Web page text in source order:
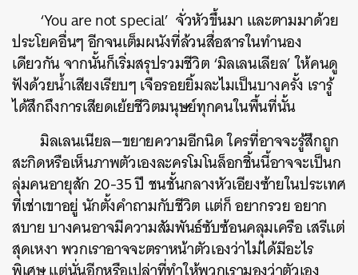
‘You are not special’ จั่วหัวขึ้นมา และตามมาด้วย
ประโยคอื่นๆ อีกจนเต็มผนังที่ล้วนสื่อสารในทำนอง
เดียวกัน จากนั้นก็เริ่มสรุปรวมชีวิต ‘มิลเลนเลียล’ ให้คนดู
ฟังด้วยน้ำเสียงเรียบๆ เจือรอยยิ้มละไมเป็นบางครั้ง เรารู้
ได้สึกถึงการเสียดเย้ยชีวิตมนุษย์ทุกคนในพื้นที่นั้น
มิลเลนเนียล—ขยายความอีกนิด ใครที่อาจจะรู้สึกถูก
สะกิดหรือเห็นภาพตัวเองละครโมโนล็อกชิ้นนี้อาจจะเป็นก
ลุ่มคนอายุสัก 20-35 ปี ชนชั้นกลางหัวเอียงซ้ายในประเทศ
ที่เช่าเขาอยู่ นักตั้งคำถามกับชีวิต แต่ก็ อยากรวย อยาก
สบาย บางคนอาจมีความสัมพันธ์ซับซ้อนคลุมเครือ เสรีแต่
สุดเหงา พวกเราอาจจะตราหน้าตัวเองว่าไม่ได้มีอะไร